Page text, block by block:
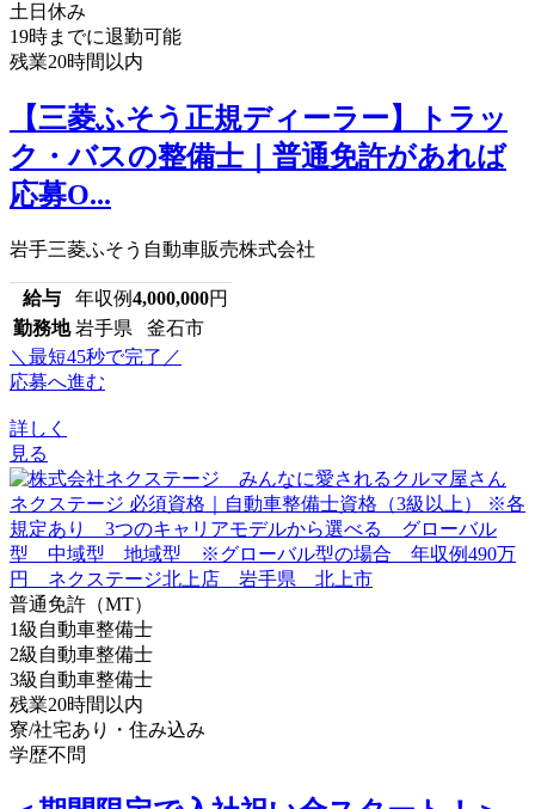
土日休み
19時までに退勤可能
残業20時間以内
【三菱ふそう正規ディーラー】トラッ
ク・バスの整備士｜普通免許があれば
応募O...
岩手三菱ふそう自動車販売株式会社
給与 年収例4,000,000円
勤務地 岩手県 釜石市
＼最短45秒で完了／
応募へ進む
詳しく
見る
普通免許（MT）
1級自動車整備士
2級自動車整備士
3級自動車整備士
残業20時間以内
寮/社宅あり・住み込み
学歴不問